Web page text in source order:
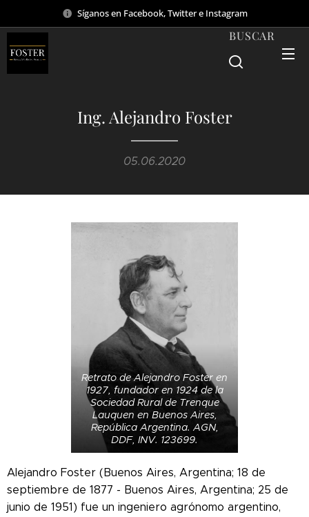
Síganos en Facebook, Twitter e Instagram
BUSCAR
Ing. Alejandro Foster
05.06.2020
Retrato de Alejandro Foster en
1927, fundador en 1924 de la
Sociedad Rural de Trenque
Lauquen en Buenos Aires,
República Argentina. AGN,
DDF, INV. 123699.
Alejandro Foster (Buenos Aires, Argentina; 18 de
septiembre de 1877 - Buenos Aires, Argentina; 25 de
junio de 1951) fue un ingeniero agrónomo argentino,